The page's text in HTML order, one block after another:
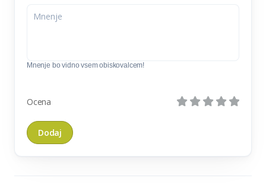
Mnenje bo vidno vsem obiskovalcem!
Ocena